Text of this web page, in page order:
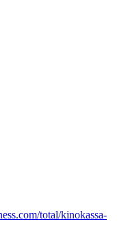
total/kinokassa-